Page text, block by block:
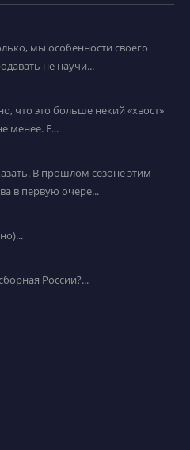
мы особенности своего
не научи...
что это больше некий «хвост»
менее. Е...
В прошлом сезоне этим
в первую очере...
России?...